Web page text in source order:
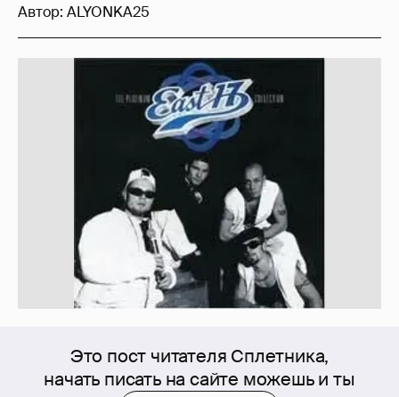
Это пост читателя Сплетника,
начать писать на сайте можешь и ты
Автор: ALYONKA25